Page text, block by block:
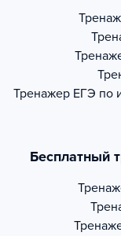
Тренажер ЕГЭ по
Бесплатный